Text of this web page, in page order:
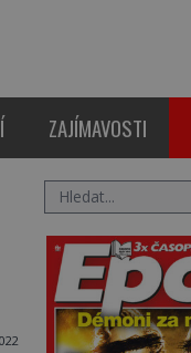
ZAJÍMAVOSTI